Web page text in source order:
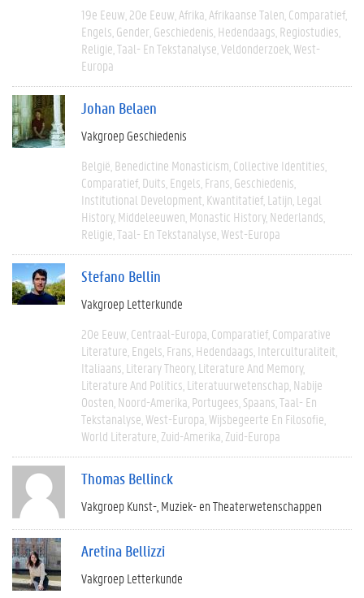
19e Eeuw 20e Eeuw Afrika Afrikaanse Talen Comparatief
Engels Gender Geschiedenis Hedendaags Regiostudies
Religie Taal- En Tekstanalyse Veldonderzoek West-
Europa
Johan Belaen
Vakgroep Geschiedenis
België Benedictine Monasticism Collective Identities
Comparatief Duits Engels Frans Geschiedenis
Institutional Development Kwantitatief Latijn Legal
History Middeleeuwen Monastic History Nederlands
Religie Taal- En Tekstanalyse West-Europa
Stefano Bellin
Vakgroep Letterkunde
20e Eeuw Centraal-Europa Comparatief Comparative
Literature Engels Frans Hedendaags Interculturaliteit
Italiaans Literary Theory Literature And Memory
Literature And Politics Literatuurwetenschap Nabije
Oosten Noord-Amerika Portugees Spaans Taal- En
Tekstanalyse West-Europa Wijsbegeerte En Filosofie
World Literature Zuid-Amerika Zuid-Europa
Thomas Bellinck
Vakgroep Kunst-, Muziek- en Theaterwetenschappen
Aretina Bellizzi
Vakgroep Letterkunde